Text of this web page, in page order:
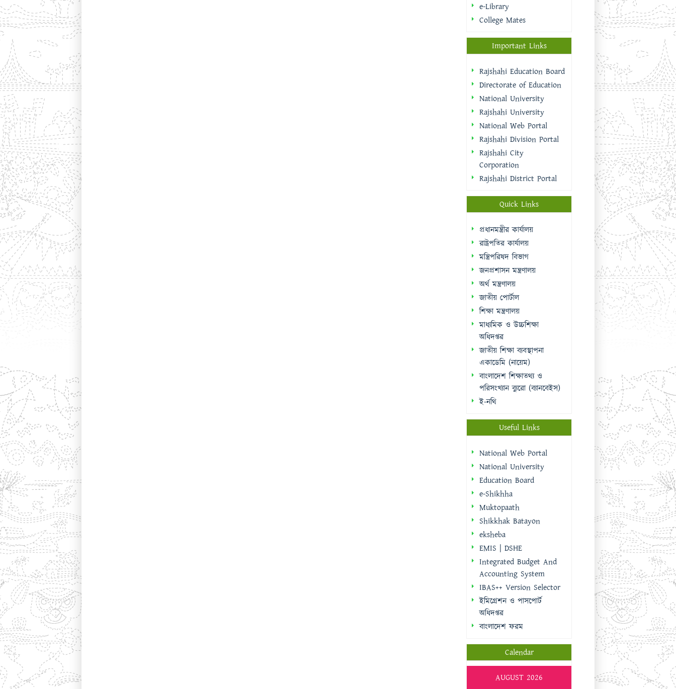
e-Library
College Mates
Important Links
Rajshahi Education Board
Directorate of Education
National University
Rajshahi University
National Web Portal
Rajshahi Division Portal
Rajshahi City
Corporation
Rajshahi District Portal
Quick Links
প্রধানমন্ত্রীর কার্যালয়
রাষ্ট্রপতির কার্যালয়
মন্ত্রিপরিষদ বিভাগ
জনপ্রশাসন মন্ত্রণালয়
অর্থ মন্ত্রণালয়
জাতীয় পোর্টাল
শিক্ষা মন্ত্রণালয়
মাধ্যমিক ও উচ্চশিক্ষা
অধিদপ্তর
জাতীয় শিক্ষা ব্যবস্থাপনা
একাডেমি (নায়েম)
বাংলাদেশ শিক্ষাতথ্য ও
পরিসংখ্যান ব্যুরো (ব্যানবেইস)
ই-নথি
Useful Links
National Web Portal
National University
Education Board
e-Shikhha
Muktopaath
Shikkhak Batayon
eksheba
EMIS | DSHE
Integrated Budget And
Accounting System
IBAS++ Version Selector
ইমিগ্রেশন ও পাসপোর্ট
অধিদপ্তর
বাংলাদেশ ফরম
Calendar
AUGUST 2026